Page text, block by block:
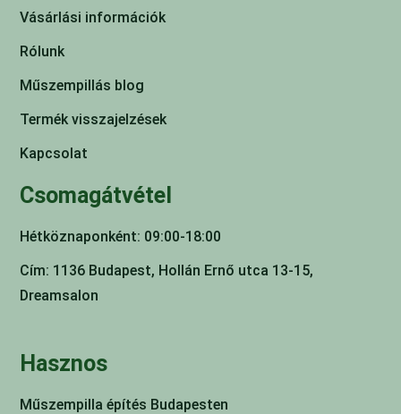
Vásárlási információk
Rólunk
Műszempillás blog
Termék visszajelzések
Kapcsolat
Csomagátvétel
Hétköznaponként: 09:00-18:00
Cím: 1136 Budapest, Hollán Ernő utca 13-15,
Dreamsalon
Hasznos
Műszempilla építés Budapesten